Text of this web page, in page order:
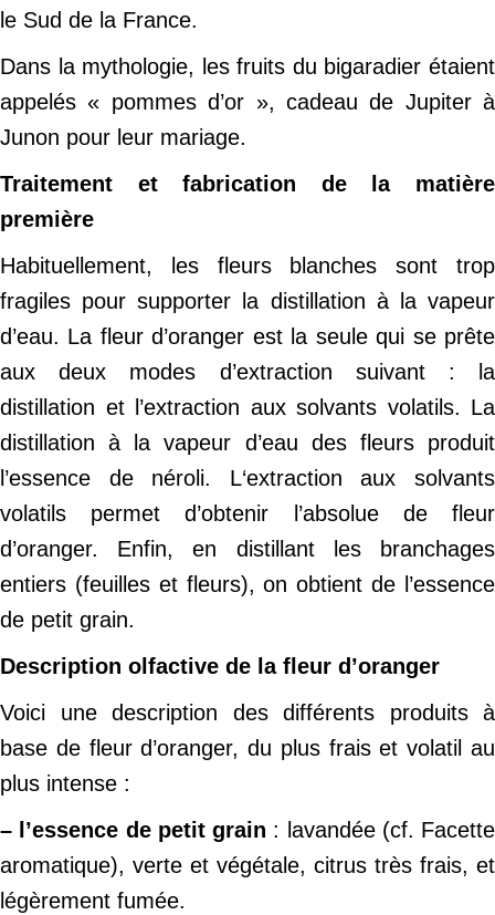
le Sud de la France.
Dans la mythologie, les fruits du bigaradier étaient
appelés « pommes d’or », cadeau de Jupiter à
Junon pour leur mariage.
Traitement et fabrication de la matière
première
Habituellement, les fleurs blanches sont trop
fragiles pour supporter la distillation à la vapeur
d’eau. La fleur d’oranger est la seule qui se prête
aux deux modes d’extraction suivant : la
distillation et l’extraction aux solvants volatils. La
distillation à la vapeur d’eau des fleurs produit
l’essence de néroli. L‘extraction aux solvants
volatils permet d’obtenir l’absolue de fleur
d’oranger. Enfin, en distillant les branchages
entiers (feuilles et fleurs), on obtient de l’essence
de petit grain.
Description olfactive de la fleur d’oranger
Voici une description des différents produits à
base de fleur d’oranger, du plus frais et volatil au
plus intense :
– l’essence de petit grain : lavandée (cf. Facette
aromatique), verte et végétale, citrus très frais, et
légèrement fumée.